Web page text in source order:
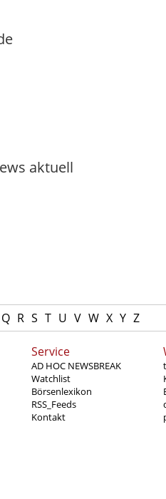
aktuell
Q R S T U V W X Y Z
Service
AD HOC NEWSBREAK
Watchlist
Börsenlexikon
RSS_Feeds
Kontakt